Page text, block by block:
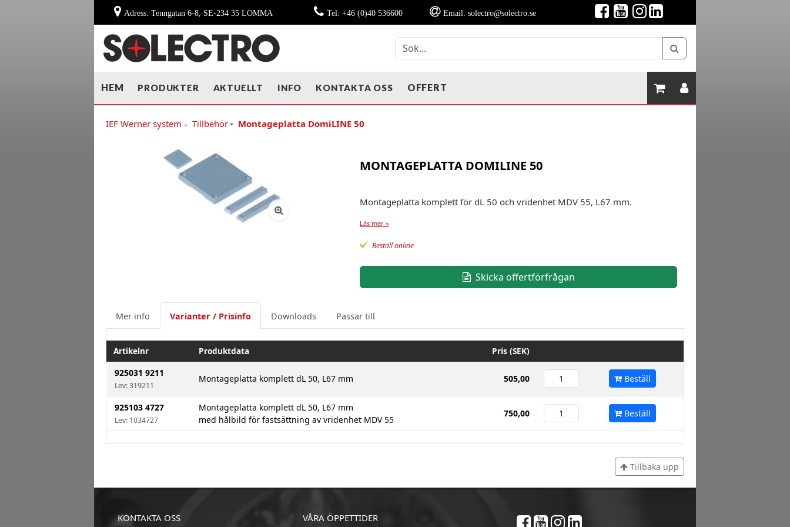
Adress: Tenngatan 6-8, SE-234 35 LOMMA Tel: +46 (0)40 536600 Email: solectro@solectro.se
HEM PRODUKTER AKTUELLT INFO KONTAKTA OSS OFFERT
IEF Werner system » Tillbehör Montageplatta DomiLINE 50
MONTAGEPLATTA DOMILINE 50
Montageplatta komplett för dL 50 och vridenhet MDV 55, L67 mm.
Läs mer »
Beställ online
Skicka offertförfrågan
Mer info Varianter / Prisinfo Downloads Passar till
Artikelnr Produktdata
Pris (SEK)
925031 9211
Lev: 319211
Montageplatta komplett dL 50, L67 mm 505,00 Beställ
925103 4727
Lev: 1034727
Montageplatta komplett dL 50, L67 mm
med hålbild för fastsättning av vridenhet MDV 55
750,00 Beställ
Tillbaka upp
KONTAKTA OSS VÅRA ÖPPETTIDER